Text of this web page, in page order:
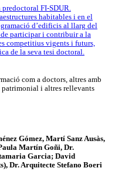
predoctoral FI-SDUR.
habitables i en el
d’edificis al llarg del
participar i contribuir a la
competitius vigents i futurs,
de la seva tesi doctoral.
com a doctors, altres amb
patrimonial i altres rellevants
Gómez, Martí Sanz Ausàs,
Martín Goñi, Dr.
Garcia; David
Dr. Arquitecte Stefano Boeri